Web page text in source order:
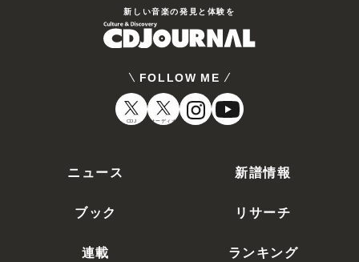
新しい⾳楽の発⾒と体験を
FOLLOW ME
CDJ オーディオ
ニュース 新譜情報
ブック リサーチ
連載 ランキング